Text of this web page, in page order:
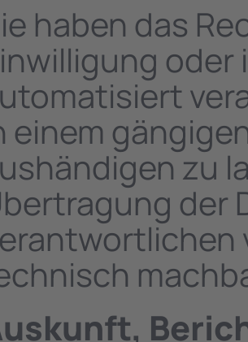
haben das
oder
einem
zu
der